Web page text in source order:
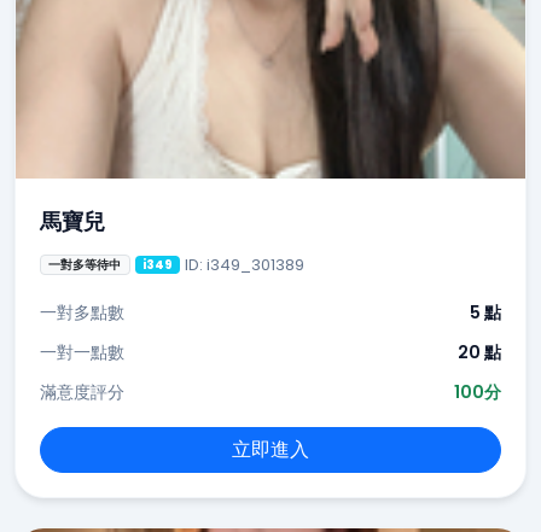
馬寶兒
一對多等待中 i349 ID: i349_301389
一對多點數
5 點
一對一點數
20 點
滿意度評分
100分
立即進入